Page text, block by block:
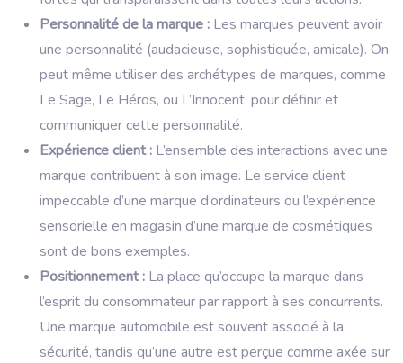
Personnalité de la marque : Les marques peuvent avoir
une personnalité (audacieuse, sophistiquée, amicale). On
peut même utiliser des archétypes de marques, comme
Le Sage, Le Héros, ou L’Innocent, pour définir et
communiquer cette personnalité.
Expérience client : L’ensemble des interactions avec une
marque contribuent à son image. Le service client
impeccable d’une marque d’ordinateurs ou l’expérience
sensorielle en magasin d’une marque de cosmétiques
sont de bons exemples.
Positionnement : La place qu’occupe la marque dans
l’esprit du consommateur par rapport à ses concurrents.
Une marque automobile est souvent associé à la
sécurité, tandis qu’une autre est perçue comme axée sur